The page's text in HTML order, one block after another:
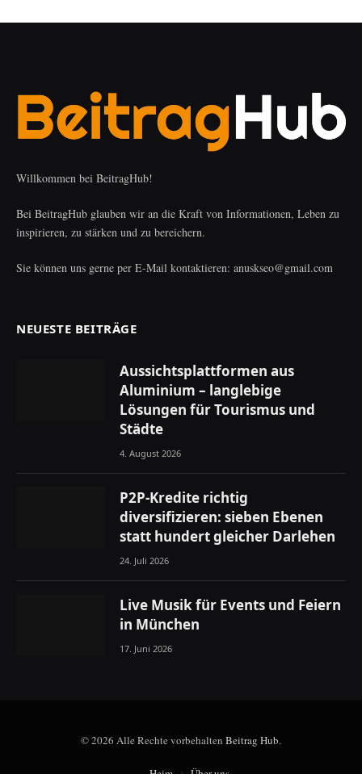
Willkommen bei BeitragHub!
Bei BeitragHub glauben wir an die Kraft von Informationen, Leben zu
inspirieren, zu stärken und zu bereichern.
Sie können uns gerne per E-Mail kontaktieren: anuskseo@gmail.com
NEUESTE BEITRÄGE
Aussichtsplattformen aus
Aluminium – langlebige
Lösungen für Tourismus und
Städte
4. August 2026
P2P-Kredite richtig
diversifizieren: sieben Ebenen
statt hundert gleicher Darlehen
24. Juli 2026
Live Musik für Events und Feiern
in München
17. Juni 2026
© 2026 Alle Rechte vorbehalten Beitrag Hub.